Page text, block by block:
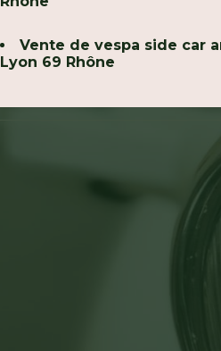
Vente de vespa side car
Lyon 69 Rhône